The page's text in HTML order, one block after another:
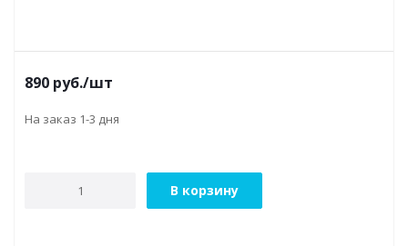
890 руб./шт
На заказ 1-3 дня
В корзину